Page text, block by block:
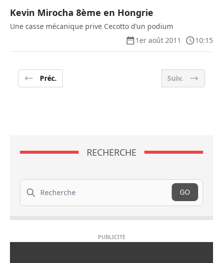
Kevin Mirocha 8ème en Hongrie
Une casse mécanique prive Cecotto d’un podium
1er août 2011
10:15
Préc. Suiv.
RECHERCHE
Recherche
GO